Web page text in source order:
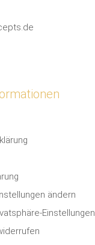
ändern
Einstellungen